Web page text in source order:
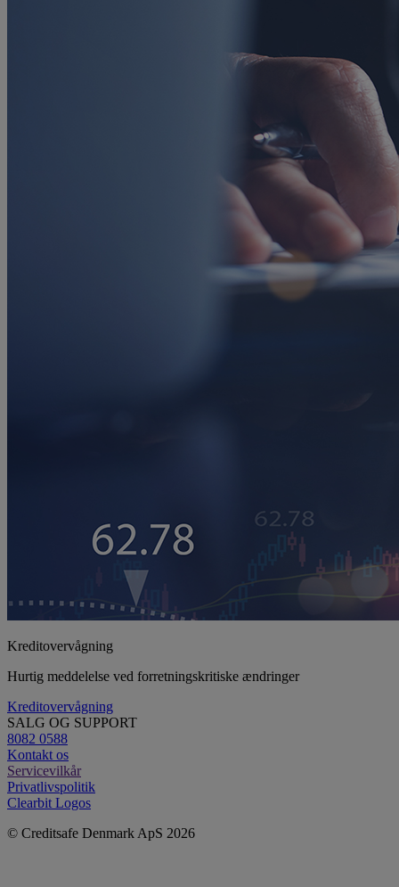
Kreditovervågning
Hurtig meddelelse ved forretningskritiske ændringer
Kreditovervågning
SALG OG SUPPORT
8082 0588
Kontakt os
Servicevilkår
Privatlivspolitik
Clearbit Logos
© Creditsafe Denmark ApS 2026